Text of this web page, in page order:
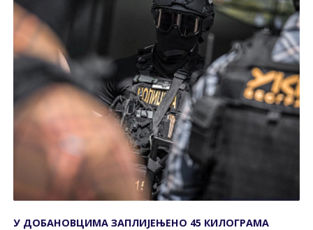
У ДОБАНОВЦИМА ЗАПЛИЈЕЊЕНО 45 КИЛОГРАМА